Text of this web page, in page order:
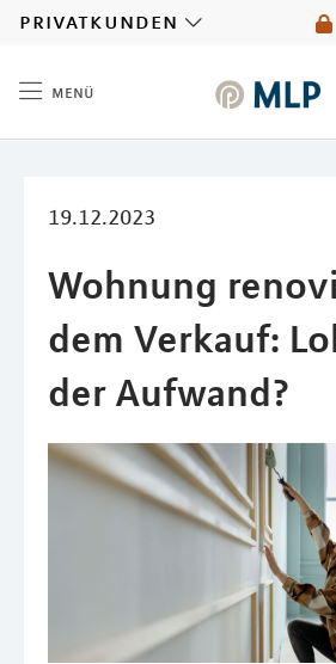
privatkunden
menü
19.12.2023
Wohnung
dem Verkauf:
der Aufwand?